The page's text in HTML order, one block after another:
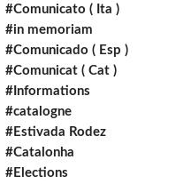
#Comunicato ( Ita )
#in memoriam
#Comunicado ( Esp )
#Comunicat ( Cat )
#Informations
#catalogne
#Estivada Rodez
#Catalonha
#Elections